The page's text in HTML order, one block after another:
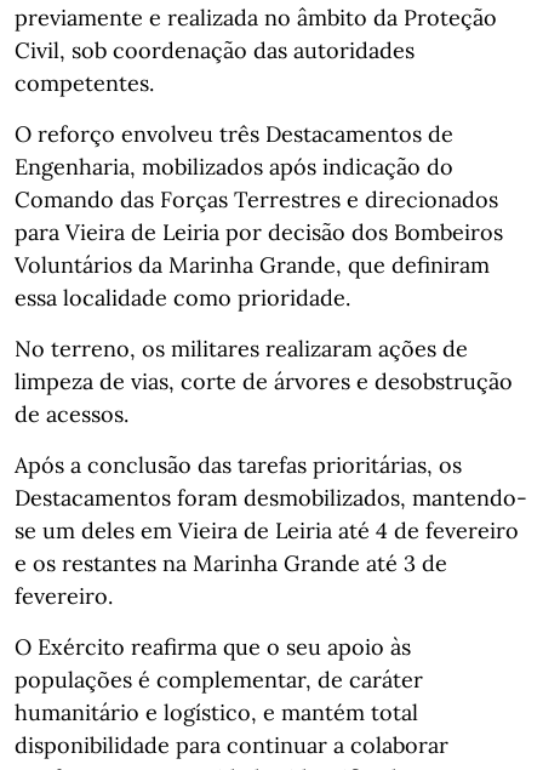
previamente e realizada no âmbito da Proteção
Civil, sob coordenação das autoridades
competentes.
O reforço envolveu três Destacamentos de
Engenharia, mobilizados após indicação do
Comando das Forças Terrestres e direcionados
para Vieira de Leiria por decisão dos Bombeiros
Voluntários da Marinha Grande, que definiram
essa localidade como prioridade.
No terreno, os militares realizaram ações de
limpeza de vias, corte de árvores e desobstrução
de acessos.
Após a conclusão das tarefas prioritárias, os
Destacamentos foram desmobilizados, mantendo-
se um deles em Vieira de Leiria até 4 de fevereiro
e os restantes na Marinha Grande até 3 de
fevereiro.
O Exército reafirma que o seu apoio às
populações é complementar, de caráter
humanitário e logístico, e mantém total
disponibilidade para continuar a colaborar